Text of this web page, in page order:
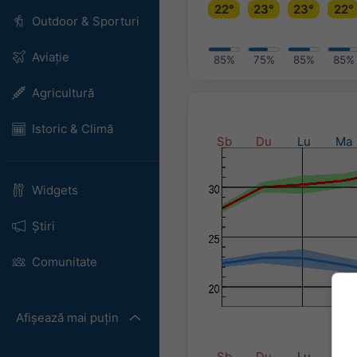
Outdoor & Sporturi
Aviație
Agricultură
Istoric & Climă
Widgets
Știri
Comunitate
Afișează mai puțin
22°
23° 23° 22°
85% 75% 85% 85%
Sb
Du Lu Ma